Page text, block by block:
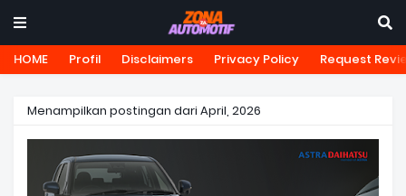
HOME Profil Disclaimers Privacy Policy Request
Menampilkan postingan dari April, 2026